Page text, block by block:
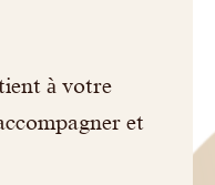
à votre
et